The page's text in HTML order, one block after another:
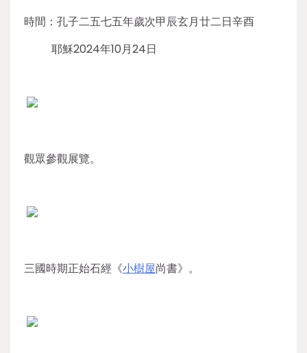
時間：孔子二五七五年歲次甲辰玄月廿二日辛酉
耶穌2024年10月24日
觀眾參觀展覽。
三國時期正始石經《小樹屋尚書》。